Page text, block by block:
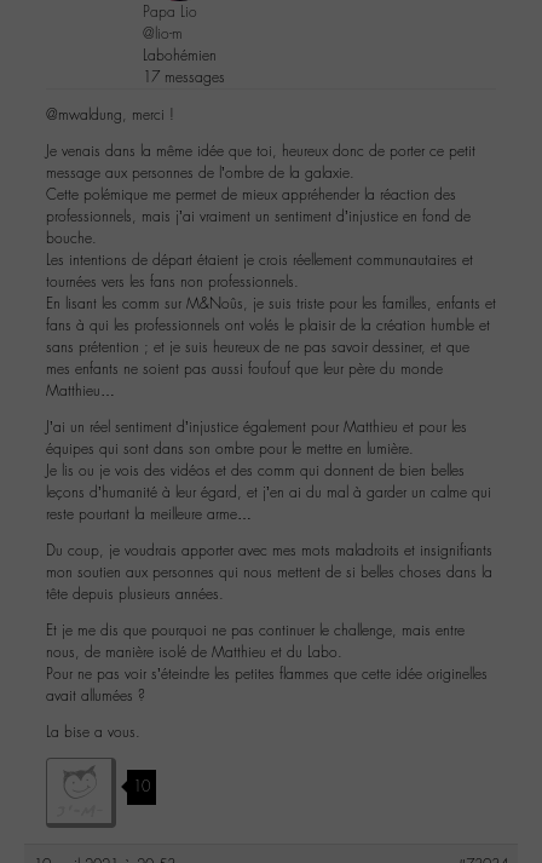
Papa Lio
@lio-m
Labohémien
17 messages
@mwaldung, merci !
Je venais dans la même idée que toi, heureux donc de porter ce petit
message aux personnes de l’ombre de la galaxie.
Cette polémique me permet de mieux appréhender la réaction des
professionnels, mais j’ai vraiment un sentiment d’injustice en fond de
bouche.
Les intentions de départ étaient je crois réellement communautaires et
tournées vers les fans non professionnels.
En lisant les comm sur M&Noûs, je suis triste pour les familles, enfants et
fans à qui les professionnels ont volés le plaisir de la création humble et
sans prétention ; et je suis heureux de ne pas savoir dessiner, et que
mes enfants ne soient pas aussi foufouf que leur père du monde
Matthieu…
J’ai un réel sentiment d’injustice également pour Matthieu et pour les
équipes qui sont dans son ombre pour le mettre en lumière.
Je lis ou je vois des vidéos et des comm qui donnent de bien belles
leçons d’humanité à leur égard, et j’en ai du mal à garder un calme qui
reste pourtant la meilleure arme…
Du coup, je voudrais apporter avec mes mots maladroits et insignifiants
mon soutien aux personnes qui nous mettent de si belles choses dans la
tête depuis plusieurs années.
Et je me dis que pourquoi ne pas continuer le challenge, mais entre
nous, de manière isolé de Matthieu et du Labo.
Pour ne pas voir s’éteindre les petites flammes que cette idée originelles
avait allumées ?
La bise a vous.
10